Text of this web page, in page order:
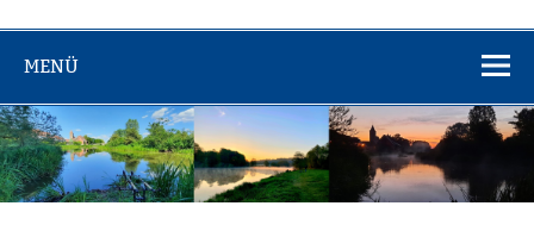
Fischereiverein
Mittelfranken!
MENÜ